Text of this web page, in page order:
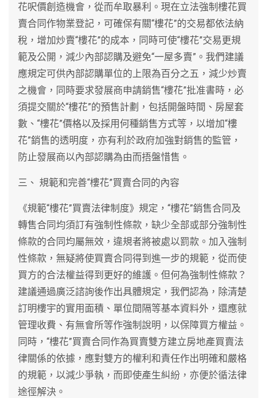
花呎價創造機會，從而牟取暴利。現在立法強制樓花買
賣合同作物業登記，可確保有關“樓花”的交易都依法納
稅，增加炒賣“樓花”的成本，同時可使“樓花”交易更規
範及公開，減少內部認購及避免“一屋多賣”。我們建議
應規定可供內部認購單位的上限為百分之五，減少炒賣
之機會，同時要求發展商申請銷售“樓花”批准書時，必
須提交關於“樓花”的預售計劃，包括開盤時間、房屋套
數、“樓花”價格以及採用何種銷售方式等，以增加“樓
花”銷售的透明度，亦有利於政府加強對銷售的監管，
防止發展商以內部認購為由而捂盤惜售。
三、 規範和完善“樓花”買賣合同的內容
《規範“樓花”買賣法律制度》規定，“樓花”銷售合同及
轉售合同均須訂有強制性條款，缺少全部或部分強制性
條款的合同均屬無效，違規者將被處以罰款。加入強制
性條款，無疑將使買賣合同得到進一步的規範，從而使
買方的合法權益得到更好的維護。但何為強制性條款？
建議通過廣泛諮詢後作出具體規定，我們認為，除清楚
訂明樓宇的實用面積、單位間隔等基本資料外，還應就
管理收費、有無會所等作強制說明，以保障買方權益。
同時，“樓花”買賣合同作為買賣雙方建立房地產買賣法
律關係的依據，應對雙方的權利和責任作出明確和嚴格
的規範，以減少爭執，而即使產生糾紛，亦便於循法律
途徑解決。